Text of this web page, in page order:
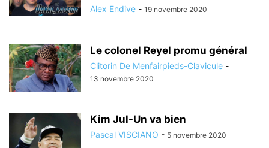
Alex Endive - 19 novembre 2020
Le colonel Reyel promu général
Clitorin De Menfairpieds-Clavicule -
13 novembre 2020
Kim Jul-Un va bien
Pascal VISCIANO - 5 novembre 2020